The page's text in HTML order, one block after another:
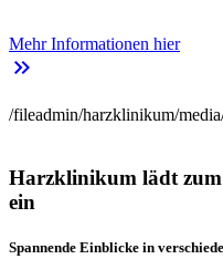
Mehr Informationen hier
keyboard_double_arrow_right
/fileadmin/harzklinikum/
Harzklinikum lädt
ein
Spannende Einblicke in